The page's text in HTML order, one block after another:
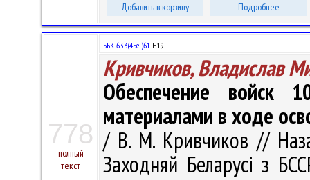
Добавить в корзину Подробнее
778
полный
текст
ББК 63.3(4Беі)61 Н19
Кривчиков, Владислав
Обеспечение войск
материалами в ходе
/ В. М. Кривчиков //
Заходняй Беларусі з